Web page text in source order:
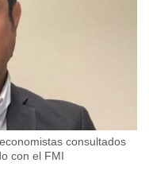
consultados
con el FMI